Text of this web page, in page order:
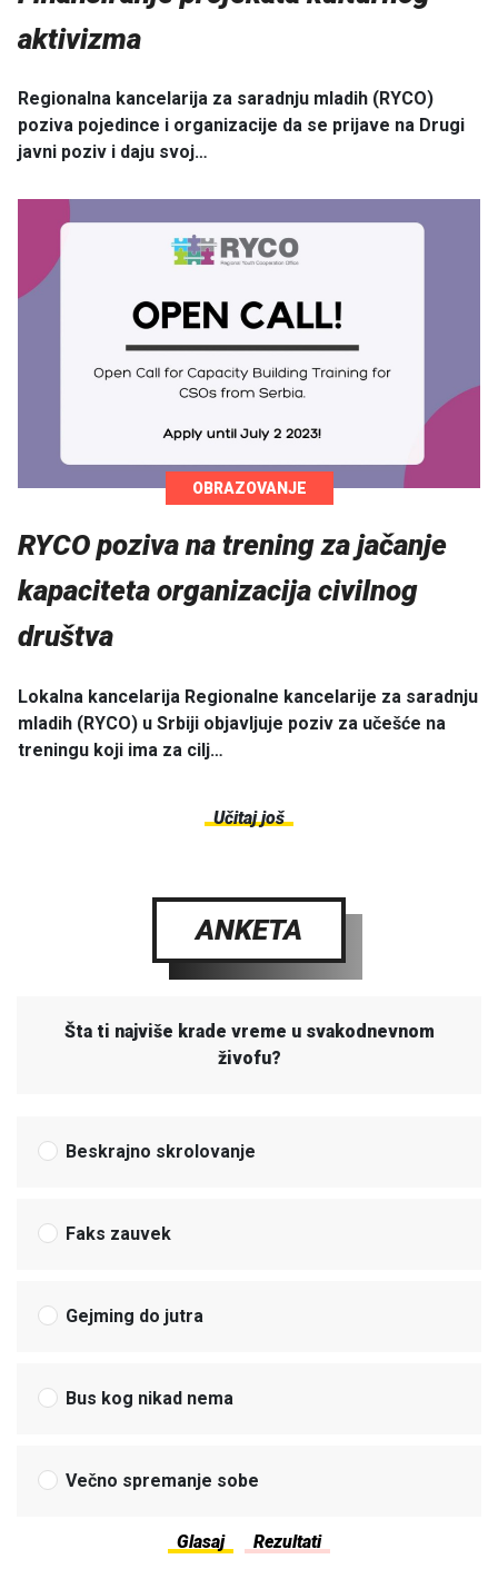
aktivizma
Regionalna kancelarija za saradnju mladih (RYCO)
poziva pojedince i organizacije da se prijave na Drugi
javni poziv i daju svoj…
OBRAZOVANJE
RYCO poziva na trening za jačanje
kapaciteta organizacija civilnog
društva
Lokalna kancelarija Regionalne kancelarije za saradnju
mladih (RYCO) u Srbiji objavljuje poziv za učešće na
treningu koji ima za cilj…
Učitaj još
ANKETA
Šta ti najviše krade vreme u svakodnevnom
živofu?
Beskrajno skrolovanje
Faks zauvek
Gejming do jutra
Bus kog nikad nema
Večno spremanje sobe